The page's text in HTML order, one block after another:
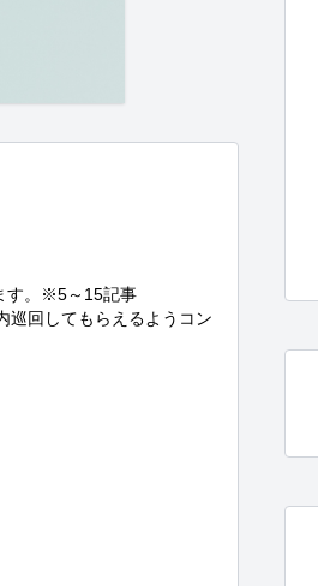
す。※5～15記事
巡回してもらえるようコン